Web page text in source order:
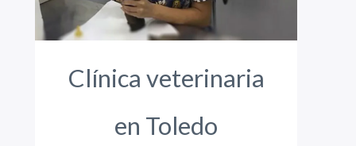
Clínica veterinaria
en Toledo